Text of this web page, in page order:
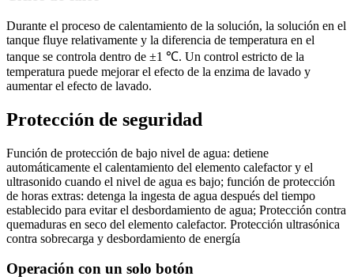
Durante el proceso de calentamiento de la solución, la solución en el
tanque fluye relativamente y la diferencia de temperatura en el
tanque se controla dentro de ±1 ℃. Un control estricto de la
temperatura puede mejorar el efecto de la enzima de lavado y
aumentar el efecto de lavado.
Protección de seguridad
Función de protección de bajo nivel de agua: detiene
automáticamente el calentamiento del elemento calefactor y el
ultrasonido cuando el nivel de agua es bajo; función de protección
de horas extras: detenga la ingesta de agua después del tiempo
establecido para evitar el desbordamiento de agua; Protección contra
quemaduras en seco del elemento calefactor. Protección ultrasónica
contra sobrecarga y desbordamiento de energía
Operación con un solo botón